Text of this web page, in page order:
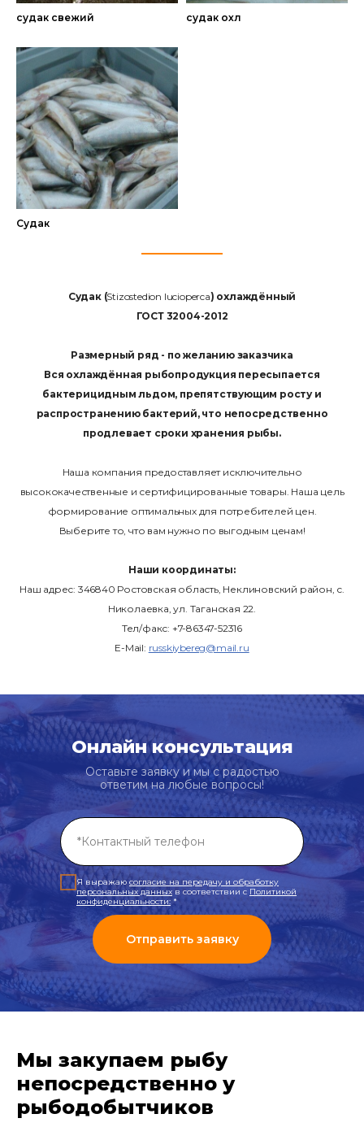
судак свежий судак охл
Судак
Судак (Stizostedion lucioperca) охлаждённый
ГОСТ 32004-2012
Размерный ряд - по желанию заказчика
Вся охлаждённая рыбопродукция пересыпается
бактерицидным льдом, препятствующим росту и
распространению бактерий, что непосредственно
продлевает сроки хранения рыбы.
Наша компания предоставляет исключительно
высококачественные и сертифицированные товары. Наша цель
формирование оптимальных для потребителей цен.
Выберите то, что вам нужно по выгодным ценам!
Наши координаты:
Наш адрес: 346840 Ростовская область, Неклиновский район, с.
Николаевка, ул. Таганская 22.
Тел/факс: +7-86347-52316
E-Mail: russkiybereg@mail.ru
Оставьте заявку и мы с радостью
ответим на любые вопросы!
Онлайн консультация
Я выражаю согласие на передачу и обработку
персональных данных в соответствии с Политикой
конфиденциальности: *
Отправить заявку
Мы закупаем рыбу
непосредственно у
рыбодобытчиков